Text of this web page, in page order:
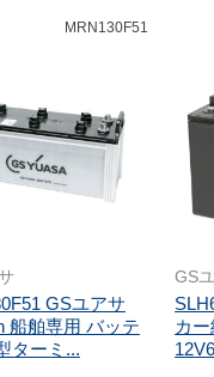
MRN130F51
GSユアサ
船舶専用 バッテ
ターミ...
GS
カ